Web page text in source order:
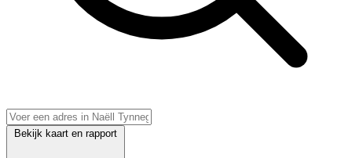
Bekijk kaart en rapport